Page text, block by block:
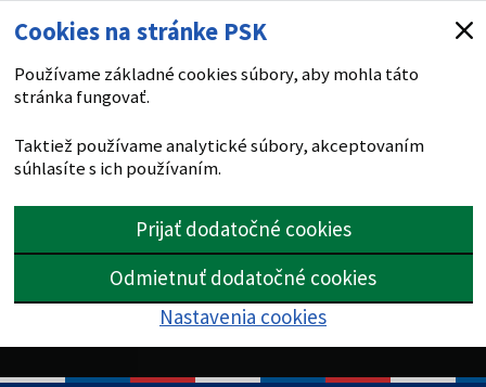
Cookies na stránke PSK
Používame základné cookies súbory, aby mohla táto
stránka fungovať.
Taktiež používame analytické súbory, akceptovaním
súhlasíte s ich používaním.
Prijať dodatočné cookies
Odmietnuť dodatočné cookies
Nastavenia cookies